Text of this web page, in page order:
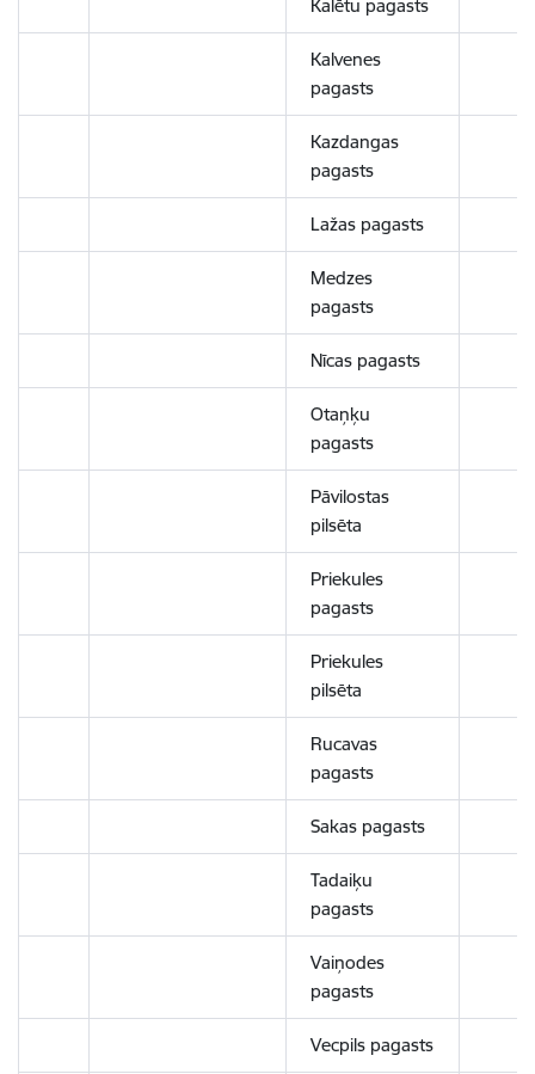
Kalētu pagasts
Kalvenes
pagasts
Kazdangas
pagasts
Lažas pagasts
Medzes
pagasts
Nīcas pagasts
Otaņķu
pagasts
Pāvilostas
pilsēta
Priekules
pagasts
Priekules
pilsēta
Rucavas
pagasts
Sakas pagasts
Tadaiķu
pagasts
Vaiņodes
pagasts
Vecpils pagasts